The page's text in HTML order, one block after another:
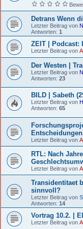
Detrans Wenn
Letzter Beitrag von
Antworten: 1
ZEIT | Podcast:
Letzter Beitrag von
Der Westen |
Letzter Beitrag von
Antworten: 23
BILD | Sabeth
Letzter Beitrag von
Antworten: 65
Letzter Beitrag von
RTL: Nach
Letzter Beitrag von
Transidentitaet
sinnvoll?
Letzter Beitrag von
Antworten: 14
Vortrag 10.2. |
Letzter Beitrag von